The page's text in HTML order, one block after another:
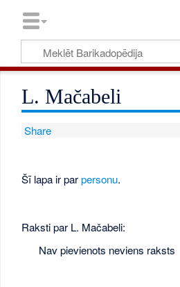
L. Mačabeli
Share
Šī lapa ir parpersonu.
Raksti par L. Mačabeli:
Nav pievienots neviens raksts